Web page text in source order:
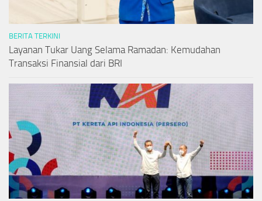
BERITA TERKINI
Layanan Tukar Uang Selama Ramadan: Kemudahan
Transaksi Finansial dari BRI